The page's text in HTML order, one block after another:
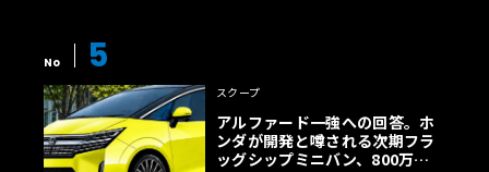
No 5
スクープ
アルファード一強への回答。ホ
ンダが開発と噂される次期フラ
ッグシップミニバン、800万円